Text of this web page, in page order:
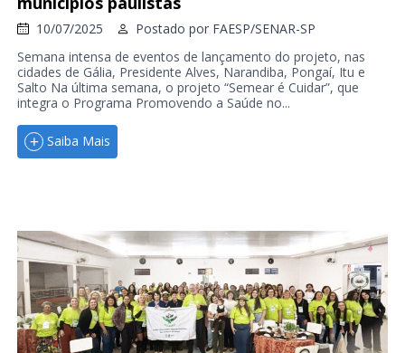
10/07/2025 Postado por FAESP/SENAR-SP
Semana intensa de eventos de lançamento do projeto, nas
cidades de Gália, Presidente Alves, Narandiba, Pongaí, Itu e
Salto Na última semana, o projeto “Semear é Cuidar”, que
integra o Programa Promovendo a Saúde no...
Saiba Mais